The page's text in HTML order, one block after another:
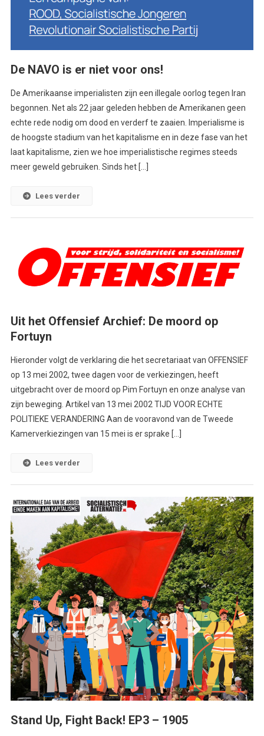
De NAVO is er niet voor ons!
De Amerikaanse imperialisten zijn een illegale oorlog tegen Iran
begonnen. Net als 22 jaar geleden hebben de Amerikanen geen
echte rede nodig om dood en verderf te zaaien. Imperialisme is
de hoogste stadium van het kapitalisme en in deze fase van het
laat kapitalisme, zien we hoe imperialistische regimes steeds
meer geweld gebruiken. Sinds het […]
Lees verder
Uit het Offensief Archief: De moord op
Fortuyn
Hieronder volgt de verklaring die het secretariaat van OFFENSIEF
op 13 mei 2002, twee dagen voor de verkiezingen, heeft
uitgebracht over de moord op Pim Fortuyn en onze analyse van
zijn beweging. Artikel van 13 mei 2002 TIJD VOOR ECHTE
POLITIEKE VERANDERING Aan de vooravond van de Tweede
Kamerverkiezingen van 15 mei is er sprake […]
Lees verder
Stand Up, Fight Back! EP3 – 1905